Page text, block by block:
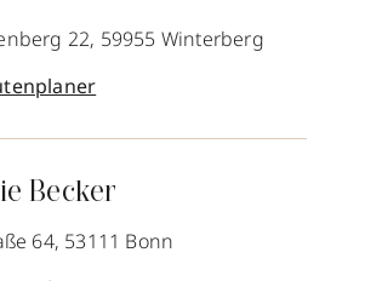
22, 59955 Winterberg
Becker
64, 53111 Bonn